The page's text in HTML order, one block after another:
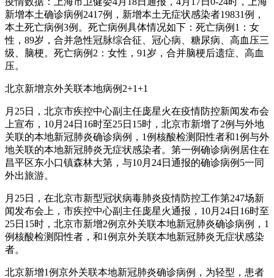
新增本土确诊病例2417例，新增本土无症状感染者19831例，
本土死亡病例3例。死亡病例具体情况如下：死亡病例1：女
性，89岁，合并急性冠脉综合征、冠心病、糖尿病、高血压三
级、脑梗。死亡病例2：女性，91岁，合并脑梗后遗症、高血
压。
北京新增京外关联本地病例2+1+1
月25日，北京市疾控中心副主任庞星火在疫情防控新闻发布会
上宣布，10月24日16时至25日15时，北京市新增了2例与外地
关联的本地新冠肺炎确诊病例，1例核酸检测阳性者和1例与外
地关联的本地新冠肺炎无症状感染者。第一例确诊病例居住在
昌平区东小口镇森林大第，与10月24日通报的确诊病例5一同
外出旅游。
月25日，在北京市新型冠状病毒肺炎疫情防控工作第247场新
闻发布会上，市疾控中心副主任庞星火通报，10月24日16时至
25日15时，北京市新增2例京外关联本地新冠肺炎确诊病例，1
例核酸检测阳性者，和1例京外关联本地新冠肺炎无症状感染
者。
北京新增1例京外关联本地新冠肺炎确诊病例，为轻型，患者